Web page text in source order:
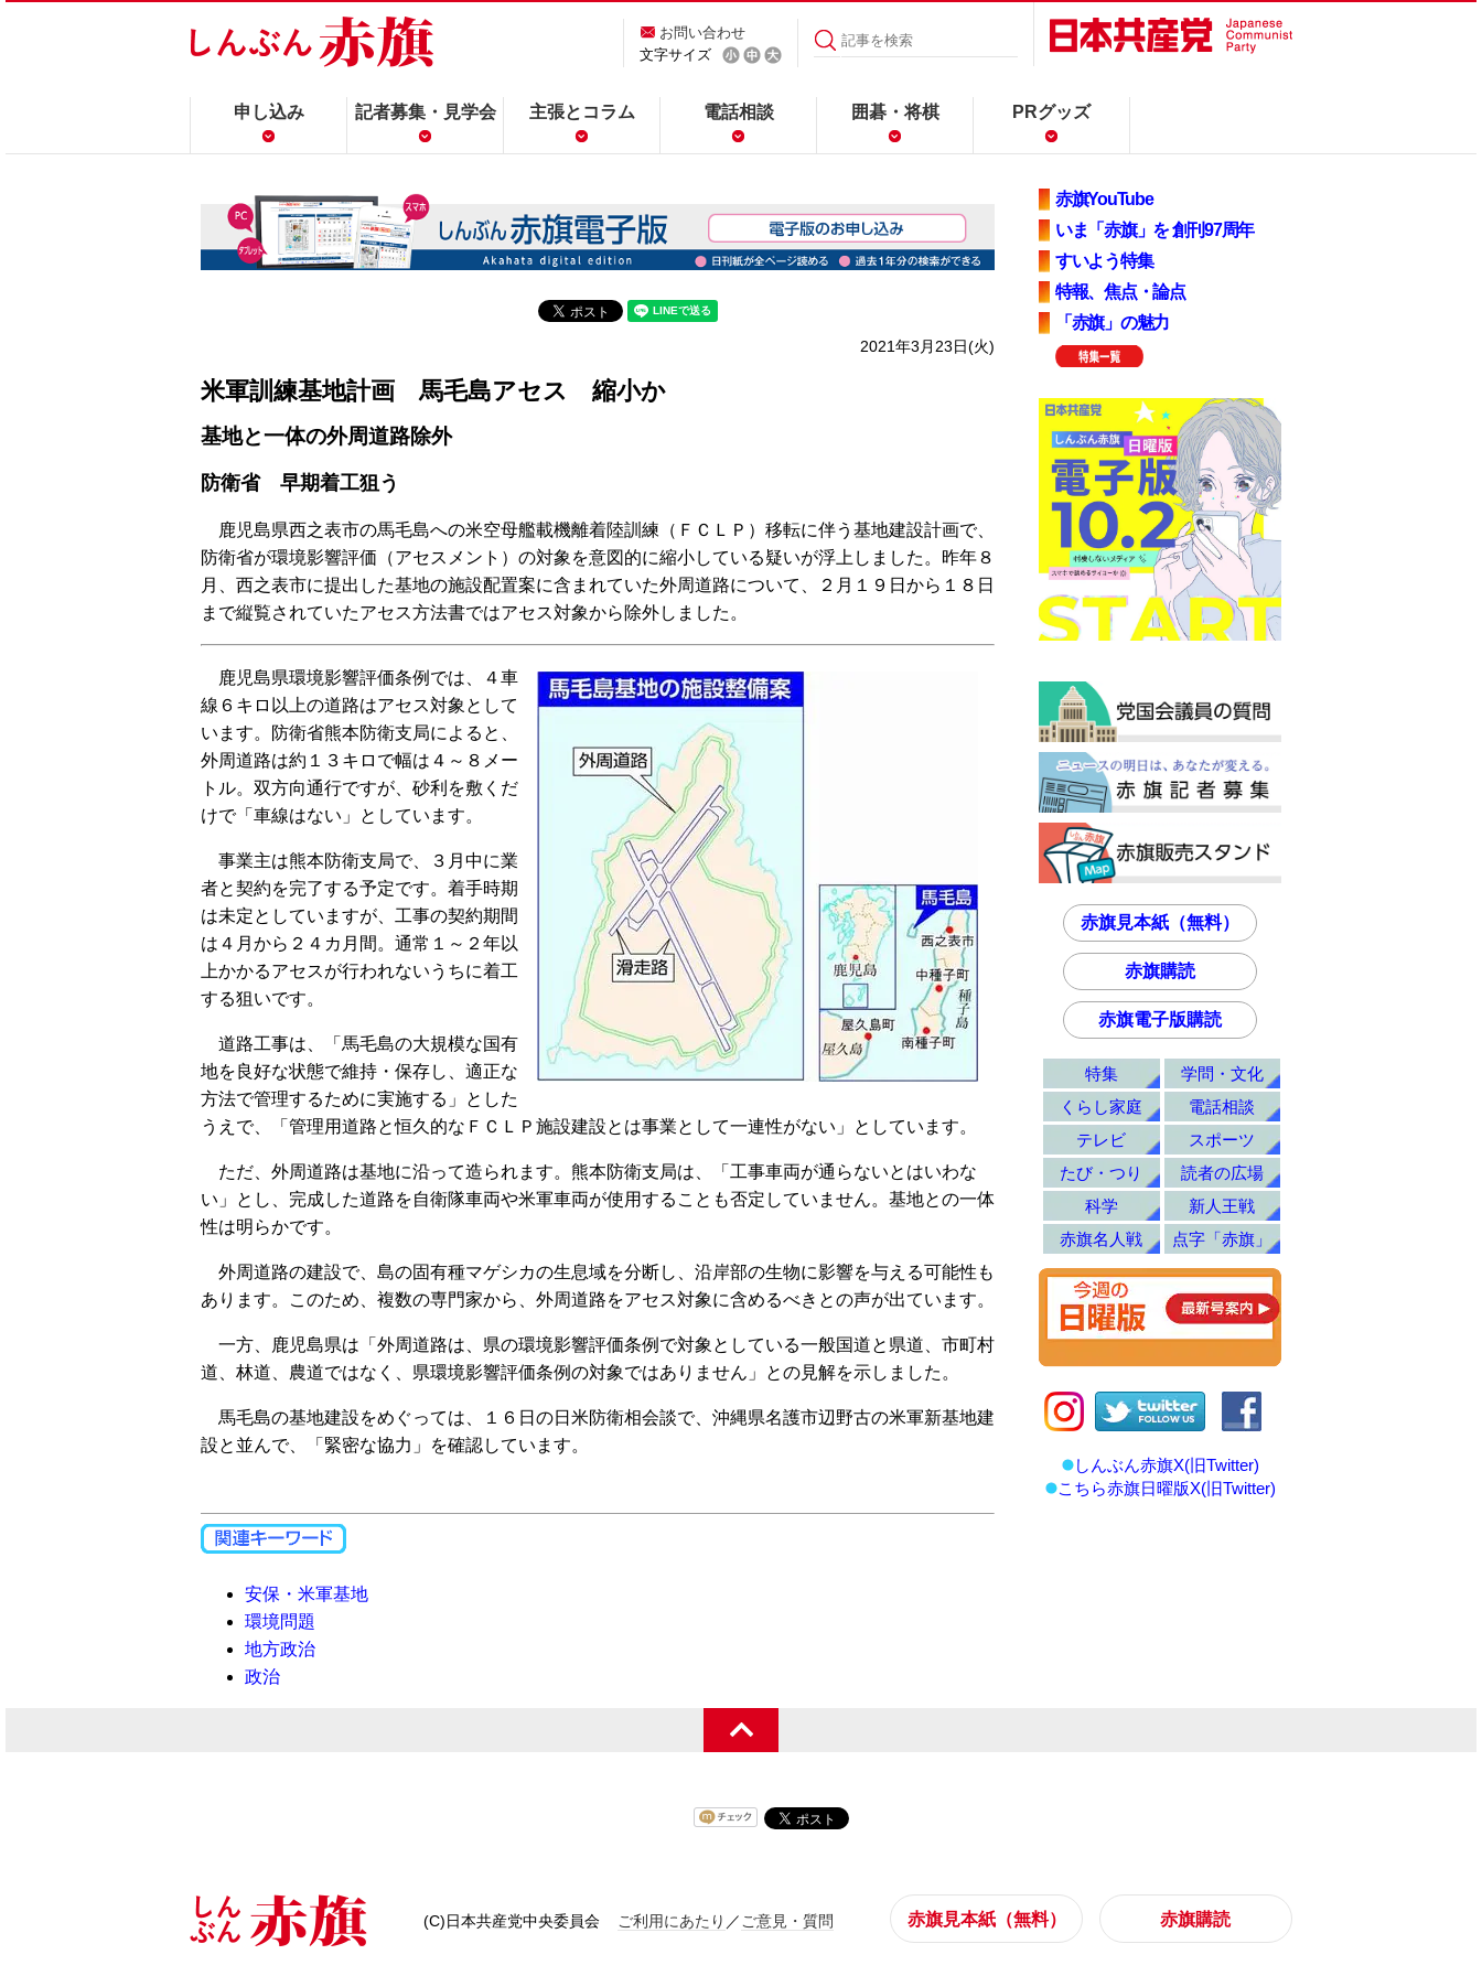
お問い合わせ
文字サイズ
申し込み 記者募集・見学会 主張とコラム 電話相談 囲碁・将棋 PRグッズ
2021年3月23日(火)
米軍訓練基地計画 馬毛島アセス 縮小か
基地と一体の外周道路除外
防衛省 早期着工狙う
鹿児島県西之表市の馬毛島への米空母艦載機離着陸訓練（ＦＣＬＰ）移転に伴う基地建設計画で、
防衛省が環境影響評価（アセスメント）の対象を意図的に縮小している疑いが浮上しました。昨年８
月、西之表市に提出した基地の施設配置案に含まれていた外周道路について、２月１９日から１８日
まで縦覧されていたアセス方法書ではアセス対象から除外しました。
鹿児島県環境影響評価条例では、４車
線６キロ以上の道路はアセス対象として
います。防衛省熊本防衛支局によると、
外周道路は約１３キロで幅は４～８メー
トル。双方向通行ですが、砂利を敷くだ
けで「車線はない」としています。
事業主は熊本防衛支局で、３月中に業
者と契約を完了する予定です。着手時期
は未定としていますが、工事の契約期間
は４月から２４カ月間。通常１～２年以
上かかるアセスが行われないうちに着工
する狙いです。
道路工事は、「馬毛島の大規模な国有
地を良好な状態で維持・保存し、適正な
方法で管理するために実施する」とした
うえで、「管理用道路と恒久的なＦＣＬＰ施設建設とは事業として一連性がない」としています。
ただ、外周道路は基地に沿って造られます。熊本防衛支局は、「工事車両が通らないとはいわな
い」とし、完成した道路を自衛隊車両や米軍車両が使用することも否定していません。基地との一体
性は明らかです。
外周道路の建設で、島の固有種マゲシカの生息域を分断し、沿岸部の生物に影響を与える可能性も
あります。このため、複数の専門家から、外周道路をアセス対象に含めるべきとの声が出ています。
一方、鹿児島県は「外周道路は、県の環境影響評価条例で対象としている一般国道と県道、市町村
道、林道、農道ではなく、県環境影響評価条例の対象ではありません」との見解を示しました。
馬毛島の基地建設をめぐっては、１６日の日米防衛相会談で、沖縄県名護市辺野古の米軍新基地建
設と並んで、「緊密な協力」を確認しています。
安保・米軍基地
環境問題
地方政治
政治
赤旗YouTube
いま「赤旗」を 創刊97周年
すいよう特集
特報、焦点・論点
「赤旗」の魅力
赤旗見本紙（無料）
赤旗購読
赤旗電子版購読
特集
学問・文化
くらし家庭
電話相談
テレビ
スポーツ
たび・つり
読者の広場
科学
新人王戦
赤旗名人戦
点字「赤旗」
しんぶん赤旗X(旧Twitter)
こちら赤旗日曜版X(旧Twitter)
(C)日本共産党中央委員会 ご利用にあたり ／ ご意見・質問 赤旗見本紙（無料） 赤旗購読